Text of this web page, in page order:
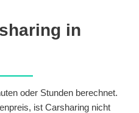
in
oder Stunden berechnet.
ist Carsharing nicht